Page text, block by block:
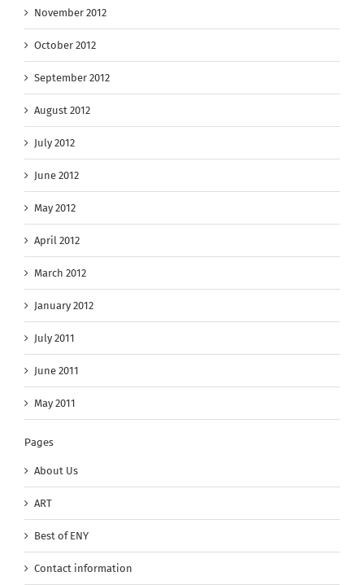
November 2012
October 2012
September 2012
August 2012
July 2012
June 2012
May 2012
April 2012
March 2012
January 2012
July 2011
June 2011
May 2011
Pages
About Us
ART
Best of ENY
Contact information